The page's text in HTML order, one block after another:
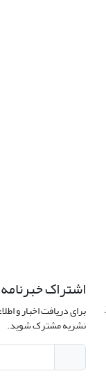
اشتراک خبرنامه
برای دریافت اخبار و
نشریه مشترک شوید.